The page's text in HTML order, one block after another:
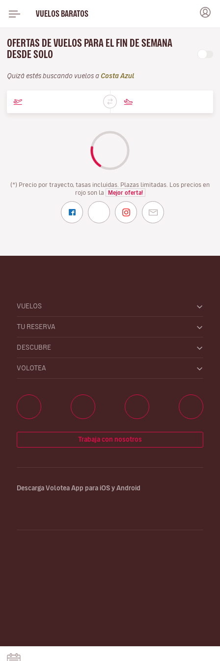
VUELOS BARATOS
OFERTAS DE VUELOS PARA EL FIN DE SEMANA
DESDE SOLO
Quizá estés buscando vuelos a Costa Azul
(*) Precio por trayecto, tasas incluidas. Plazas limitadas. Los precios en
rojo son la
Mejor oferta!
VUELOS
TU RESERVA
DESCUBRE
VOLOTEA
Trabaja con nosotros
Descarga Volotea App para iOS y Android